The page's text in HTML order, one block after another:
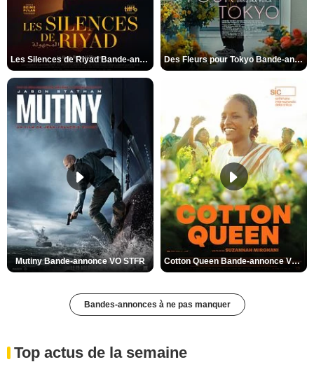
Les Silences de Riyad Bande-annonce VO STFR Des Fleurs pour Tokyo Bande-annonce VO STFR
Mutiny Bande-annonce VO STFR Cotton Queen Bande-annonce VO STFR
Bandes-annonces à ne pas manquer
Top actus de la semaine